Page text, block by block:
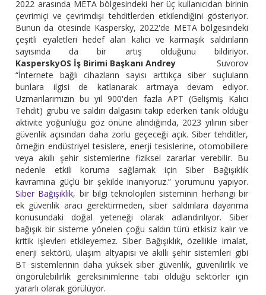
2022 arasında META bölgesindeki her üç kullanıcıdan birinin
çevrimiçi ve çevrimdışı tehditlerden etkilendiğini gösteriyor.
Bunun da ötesinde Kaspersky, 2022'de META bölgesindeki
çeşitli eyaletleri hedef alan kalıcı ve karmaşık saldırıların
sayısında da bir artış olduğunu bildiriyor.
KasperskyOS İş Birimi Başkanı Andrey Suvorov
“İnternete bağlı cihazların sayısı arttıkça siber suçluların
bunlara ilgisi de katlanarak artmaya devam ediyor.
Uzmanlarımızın bu yıl 900'den fazla APT (Gelişmiş Kalıcı
Tehdit) grubu ve saldırı dalgasını takip ederken tanık olduğu
aktivite yoğunluğu göz önüne alındığında, 2023 yılının siber
güvenlik açısından daha zorlu geçeceği açık. Siber tehditler,
örneğin endüstriyel tesislere, enerji tesislerine, otomobillere
veya akıllı şehir sistemlerine fiziksel zararlar verebilir. Bu
nedenle etkili koruma sağlamak için Siber Bağışıklık
kavramına güçlü bir şekilde inanıyoruz.” yorumunu yapıyor.
Siber Bağışıklık, bir bilgi teknolojileri sisteminin herhangi bir
ek güvenlik aracı gerektirmeden, siber saldırılara dayanma
konusundaki doğal yeteneği olarak adlandırılıyor. Siber
bağışık bir sisteme yönelen çoğu saldırı türü etkisiz kalır ve
kritik işlevleri etkileyemez. Siber Bağışıklık, özellikle imalat,
enerji sektörü, ulaşım altyapısı ve akıllı şehir sistemleri gibi
BT sistemlerinin daha yüksek siber güvenlik, güvenilirlik ve
öngörülebilirlik gereksinimlerine tabi olduğu sektörler için
yararlı olarak görülüyor.